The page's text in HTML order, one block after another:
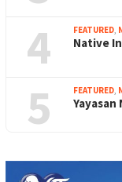
4 FEATURED
Native
5 FEATURED